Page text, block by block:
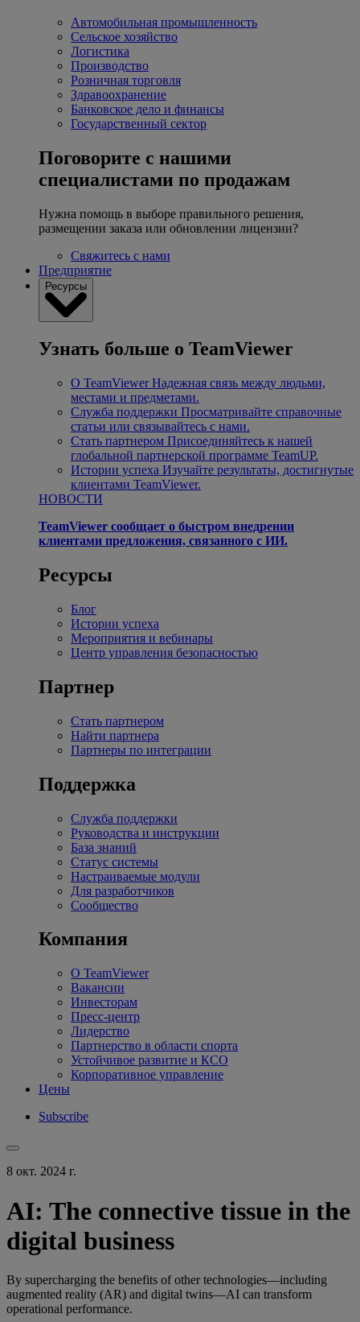
Автомобильная промышленность
Сельское хозяйство
Логистика
Производство
Розничная торговля
Здравоохранение
Банковское дело и финансы
Государственный сектор
Поговорите с нашими
специалистами по продажам
Нужна помощь в выборе правильного решения,
размещении заказа или обновлении лицензии?
Свяжитесь с нами
Предприятие
Ресурсы
Узнать больше о TeamViewer
О TeamViewer Надежная связь между людьми,
местами и предметами.
Служба поддержки Просматривайте справочные
статьи или связывайтесь с нами.
Стать партнером Присоединяйтесь к нашей
глобальной партнерской программе TeamUP.
Истории успеха Изучайте результаты, достигнутые
клиентами TeamViewer.
НОВОСТИ
TeamViewer сообщает о быстром внедрении
клиентами предложения, связанного с ИИ.
Ресурсы
Блог
Истории успеха
Мероприятия и вебинары
Центр управления безопасностью
Партнер
Стать партнером
Найти партнера
Партнеры по интеграции
Поддержка
Служба поддержки
Руководства и инструкции
База знаний
Статус системы
Настраиваемые модули
Для разработчиков
Сообщество
Компания
О TeamViewer
Вакансии
Инвесторам
Пресс-центр
Лидерство
Партнерство в области спорта
Устойчивое развитие и КСО
Корпоративное управление
Цены
Subscribe
8 окт. 2024 г.
AI: The connective tissue in the
digital business
By supercharging the benefits of other technologies—including
augmented reality (AR) and digital twins—AI can transform
operational performance.